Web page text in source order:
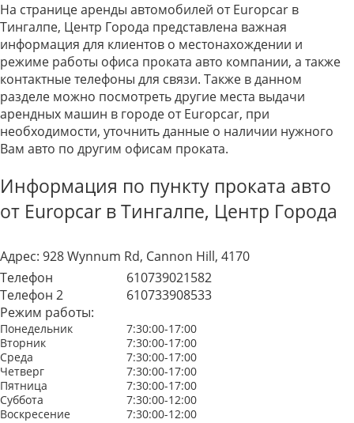
На странице аренды автомобилей от Europcar в
Тингалпе, Центр Города представлена важная
информация для клиентов о местонахождении и
режиме работы офиса проката авто компании, а также
контактные телефоны для связи. Также в данном
разделе можно посмотреть другие места выдачи
арендных машин в городе от Europcar, при
необходимости, уточнить данные о наличии нужного
Вам авто по другим офисам проката.
Информация по пункту проката авто
от Europcar в Тингалпе, Центр Города
Адрес: 928 Wynnum Rd, Cannon Hill, 4170
Телефон
610739021582
Телефон 2
610733908533
Режим работы:
Понедельник
7:30:00-17:00
Вторник
7:30:00-17:00
Среда
7:30:00-17:00
Четверг
7:30:00-17:00
Пятница
7:30:00-17:00
Суббота
7:30:00-12:00
Воскресение
7:30:00-12:00